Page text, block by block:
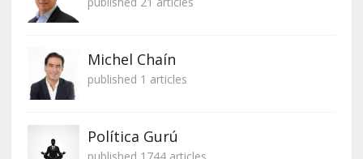
Michel Chaín
published 1 articles
Política Gurú